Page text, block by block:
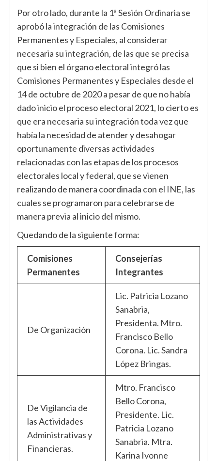
Por otro lado, durante la 1ª Sesión Ordinaria se
aprobó la integración de las Comisiones
Permanentes y Especiales, al considerar
necesaria su integración, de las que se precisa
que si bien el órgano electoral integró las
Comisiones Permanentes y Especiales desde el
14 de octubre de 2020 a pesar de que no había
dado inicio el proceso electoral 2021, lo cierto es
que era necesaria su integración toda vez que
había la necesidad de atender y desahogar
oportunamente diversas actividades
relacionadas con las etapas de los procesos
electorales local y federal, que se vienen
realizando de manera coordinada con el INE, las
cuales se programaron para celebrarse de
manera previa al inicio del mismo.
Quedando de la siguiente forma:
Comisiones
Permanentes
Consejerías
Integrantes
De Organización
Lic. Patricia Lozano
Sanabria,
Presidenta. Mtro.
Francisco Bello
Corona. Lic. Sandra
López Bringas.
De Vigilancia de
las Actividades
Administrativas y
Financieras.
Mtro. Francisco
Bello Corona,
Presidente. Lic.
Patricia Lozano
Sanabria. Mtra.
Karina Ivonne